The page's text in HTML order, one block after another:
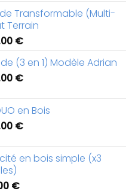
prix :
426.00 €
à
918.00 €
Transformable (Multi-
Terrain
€Plage
prix :
422.00 €
782.00 €
(3 en 1) Modèle Adrian
€Plage
264.00 €
à
en Bois
€Plage
422.00 €
en bois simple (x3
€Plage